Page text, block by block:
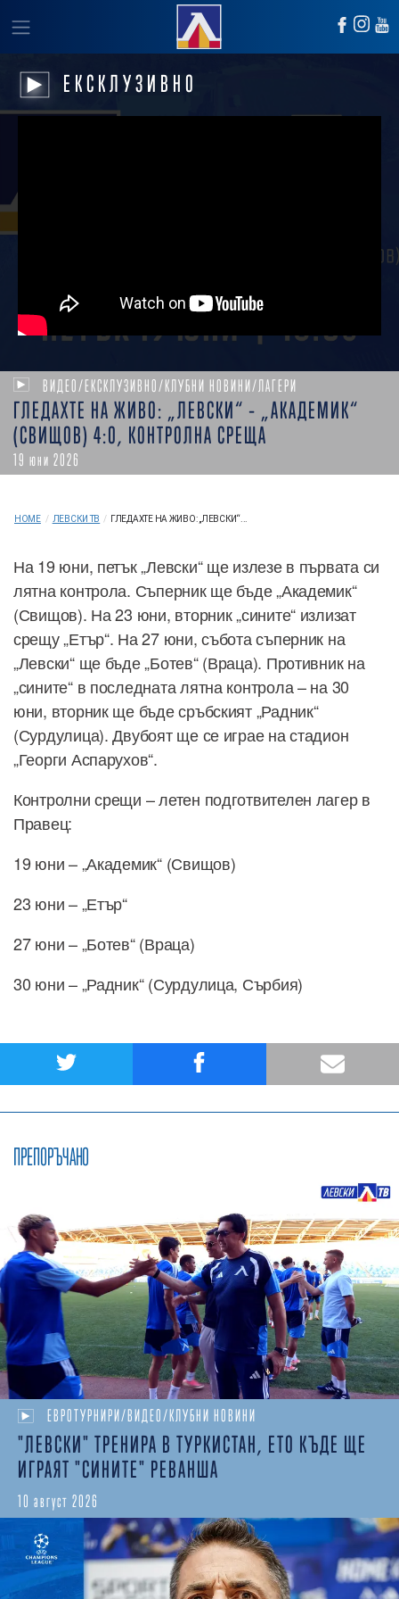
ЕКСКЛУЗИВНО
ВИДЕО/ЕКСКЛУЗИВНО/КЛУБНИ НОВИНИ/ЛАГЕРИ
ГЛЕДАХТЕ НА ЖИВО: „ЛЕВСКИ“ – „АКАДЕМИК“
(СВИЩОВ) 4:0, КОНТРОЛНА СРЕЩА
19 юни 2026
HOME / ЛЕВСКИ ТВ / ГЛЕДАХТЕ НА ЖИВО: „ЛЕВСКИ“...
На 19 юни, петък „Левски“ ще излезе в първата си
лятна контрола. Съперник ще бъде „Академик“
(Свищов). На 23 юни, вторник „сините“ излизат
срещу „Етър“. На 27 юни, събота съперник на
„Левски“ ще бъде „Ботев“ (Враца). Противник на
„сините“ в последната лятна контрола – на 30
юни, вторник ще бъде сръбският „Радник“
(Сурдулица). Двубоят ще се играе на стадион
„Георги Аспарухов“.
Контролни срещи – летен подготвителен лагер в
Правец:
19 юни – „Академик“ (Свищов)
23 юни – „Етър“
27 юни – „Ботев“ (Враца)
30 юни – „Радник“ (Сурдулица, Сърбия)
ПРЕПОРЪЧАНО
ЕВРОТУРНИРИ/ВИДЕО/КЛУБНИ НОВИНИ
"ЛЕВСКИ" ТРЕНИРА В ТУРКИСТАН, ЕТО КЪДЕ ЩЕ
ИГРАЯТ "СИНИТЕ" РЕВАНША
10 август 2026